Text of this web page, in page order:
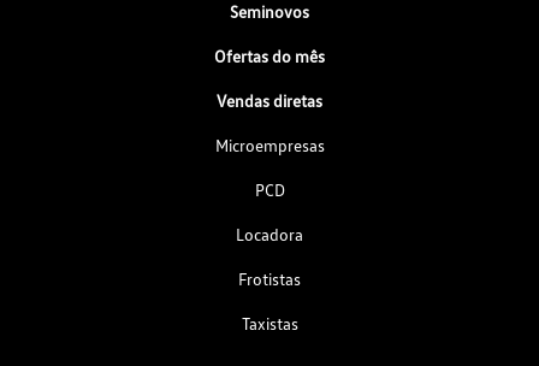
Seminovos
Ofertas do mês
Vendas diretas
Microempresas
PCD
Locadora
Frotistas
Taxistas